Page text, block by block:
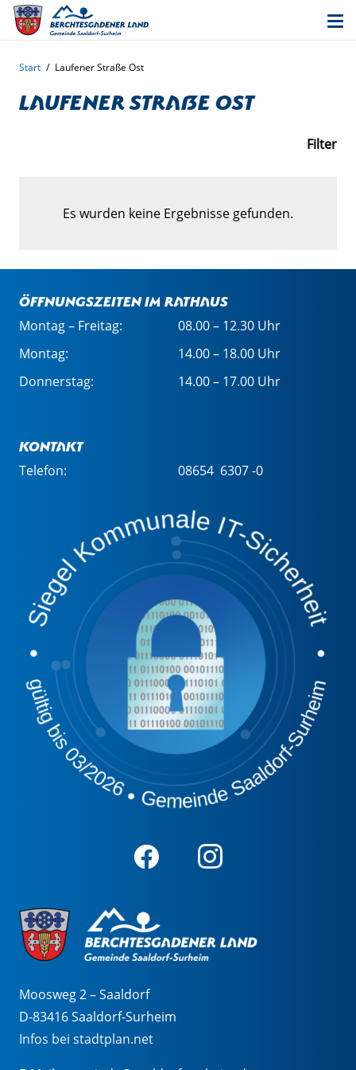
Start / Laufener Straße Ost
Laufener Straße Ost
Filter
Es wurden keine Ergebnisse gefunden.
Öffnungszeiten im Rathaus
Montag – Freitag:
08.00 – 12.30 Uhr
Montag:
14.00 – 18.00 Uhr
Donnerstag:
14.00 – 17.00 Uhr
Kontakt
Telefon: 08654 6307 -0
Moosweg 2 – Saaldorf
D-83416 Saaldorf-Surheim
Infos bei stadtplan.net